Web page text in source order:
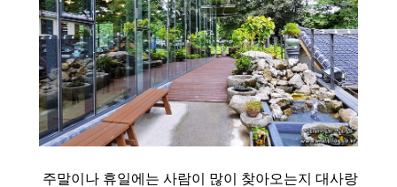
주말이나 휴일에는 사람이 많이 찾아오는지 대사랑